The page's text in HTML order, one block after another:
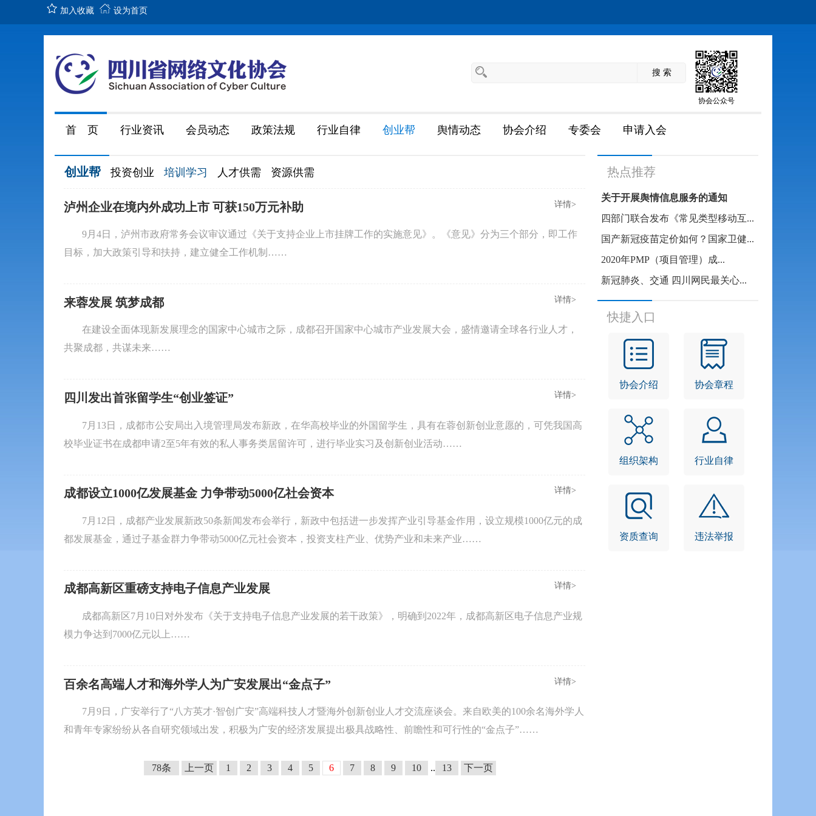
加入收藏 设为首页
协会公众号
首 页 行业资讯 会员动态 政策法规 行业自律 创业帮 舆情动态 协会介绍 专委会 申请入会
创业帮 投资创业 培训学习 人才供需 资源供需
泸州企业在境内外成功上市 可获150万元补助 详情>
9月4日，泸州市政府常务会议审议通过《关于支持企业上市挂牌工作的实施意见》。《意见》分为三个部分，即工作
目标，加大政策引导和扶持，建立健全工作机制……
来蓉发展 筑梦成都 详情>
在建设全面体现新发展理念的国家中心城市之际，成都召开国家中心城市产业发展大会，盛情邀请全球各行业人才，
共聚成都，共谋未来……
四川发出首张留学生“创业签证” 详情>
7月13日，成都市公安局出入境管理局发布新政，在华高校毕业的外国留学生，具有在蓉创新创业意愿的，可凭我国高
校毕业证书在成都申请2至5年有效的私人事务类居留许可，进行毕业实习及创新创业活动……
成都设立1000亿发展基金 力争带动5000亿社会资本 详情>
7月12日，成都产业发展新政50条新闻发布会举行，新政中包括进一步发挥产业引导基金作用，设立规模1000亿元的成
都发展基金，通过子基金群力争带动5000亿元社会资本，投资支柱产业、优势产业和未来产业……
成都高新区重磅支持电子信息产业发展 详情>
成都高新区7月10日对外发布《关于支持电子信息产业发展的若干政策》，明确到2022年，成都高新区电子信息产业规
模力争达到7000亿元以上……
百余名高端人才和海外学人为广安发展出“金点子” 详情>
7月9日，广安举行了“八方英才·智创广安”高端科技人才暨海外创新创业人才交流座谈会。来自欧美的100余名海外学人
和青年专家纷纷从各自研究领域出发，积极为广安的经济发展提出极具战略性、前瞻性和可行性的“金点子”……
78条 上一页 1 2 3 4 5 6 7 8 9 10 .. 13 下一页
热点推荐
关于开展舆情信息服务的通知
四部门联合发布《常见类型移动互...
国产新冠疫苗定价如何？国家卫健...
2020年PMP（项目管理）成...
新冠肺炎、交通 四川网民最关心...
快捷入口
协会介绍 协会章程
组织架构 行业自律
资质查询 违法举报